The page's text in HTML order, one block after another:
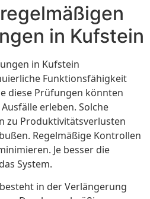
in Kufstein
in Kufstein
Funktionsfähigkeit
diese Prüfungen könnten
erleben. Solche
zu Produktivitätsverlusten
Regelmäßige Kontrollen
Je besser die
System.
in der Verlängerung